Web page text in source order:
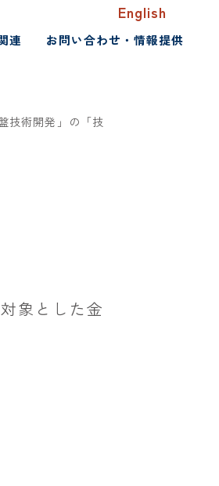
English
連 お問い合わせ・情報提供
技術開発」の「技
象とした金